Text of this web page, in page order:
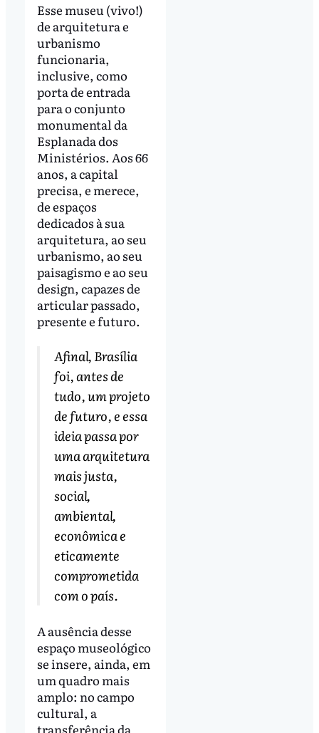
Esse museu (vivo!)
de arquitetura e
urbanismo
funcionaria,
inclusive, como
porta de entrada
para o conjunto
monumental da
Esplanada dos
Ministérios. Aos 66
anos, a capital
precisa, e merece,
de espaços
dedicados à sua
arquitetura, ao seu
urbanismo, ao seu
paisagismo e ao seu
design, capazes de
articular passado,
presente e futuro.
Afinal, Brasília
foi, antes de
tudo, um projeto
de futuro, e essa
ideia passa por
uma arquitetura
mais justa,
social,
ambiental,
econômica e
eticamente
comprometida
com o país.
A ausência desse
espaço museológico
se insere, ainda, em
um quadro mais
amplo: no campo
cultural, a
transferência da